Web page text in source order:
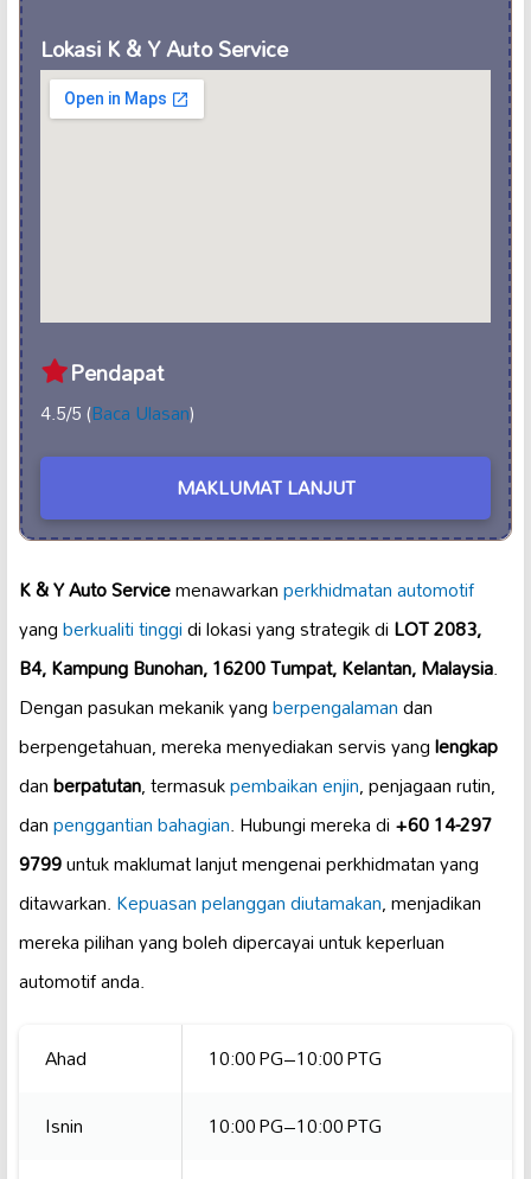
Lokasi K & Y Auto Service
Pendapat
4.5/5 (Baca Ulasan)
MAKLUMAT LANJUT
K & Y Auto Servicemenawarkanperkhidmatan automotif
yangberkualiti tinggidi lokasi yang strategik diLOT 2083,
B4, Kampung Bunohan, 16200 Tumpat, Kelantan, Malaysia.
Dengan pasukan mekanik yangberpengalamandan
berpengetahuan, mereka menyediakan servis yanglengkap
danberpatutan, termasukpembaikan enjin, penjagaan rutin,
danpenggantian bahagian. Hubungi mereka di+60 14-297
9799untuk maklumat lanjut mengenai perkhidmatan yang
ditawarkan.Kepuasan pelanggan diutamakan, menjadikan
mereka pilihan yang boleh dipercayai untuk keperluan
automotif anda.
Ahad
10:00 PG–10:00 PTG
Isnin
10:00 PG–10:00 PTG